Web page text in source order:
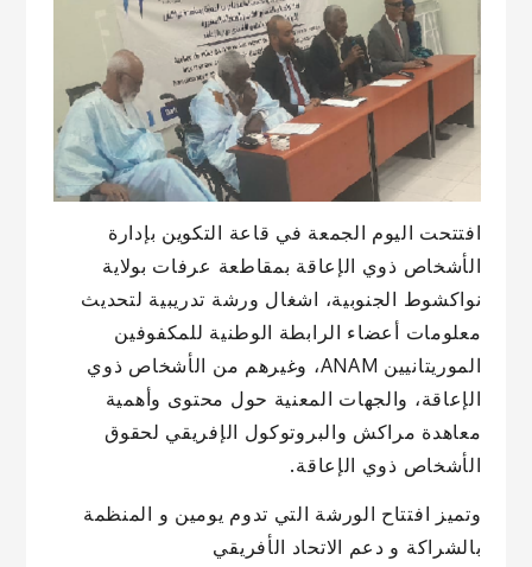
افتتحت اليوم الجمعة في قاعة التكوين بإدارة
الأشخاص ذوي الإعاقة بمقاطعة عرفات بولاية
نواكشوط الجنوبية، اشغال ورشة تدريبية لتحديث
معلومات أعضاء الرابطة الوطنية للمكفوفين
الموريتانيين ANAM، وغيرهم من الأشخاص ذوي
الإعاقة، والجهات المعنية حول محتوى وأهمية
معاهدة مراكش والبروتوكول الإفريقي لحقوق
الأشخاص ذوي الإعاقة.
وتميز افتتاح الورشة التي تدوم يومين و المنظمة
بالشراكة و دعم الاتحاد الأفريقي